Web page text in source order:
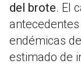
del brote. El
endémicas
estimado de